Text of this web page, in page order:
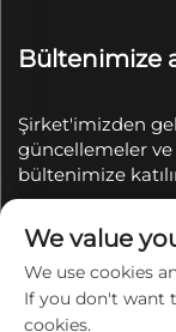
Bültenimize
Şirket'imizden
güncellemeler
bültenimize
Telif Hakkı ©
We value
We use cookies
If you don't want
cookies.